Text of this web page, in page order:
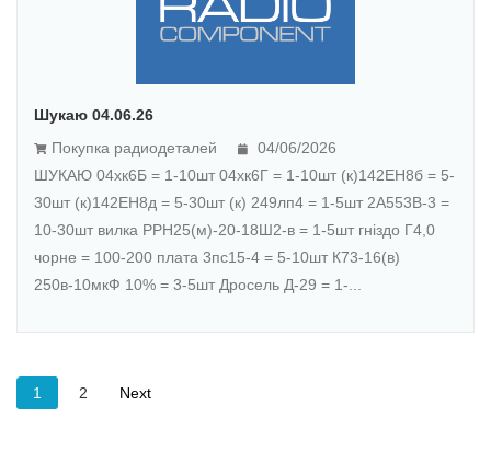
Шукаю 04.06.26
Покупка радиодеталей
04/06/2026
ШУКАЮ 04хк6Б = 1-10шт 04хк6Г = 1-10шт (к)142ЕН8б = 5-
30шт (к)142ЕН8д = 5-30шт (к) 249лп4 = 1-5шт 2А553В-3 =
10-30шт вилка РРН25(м)-20-18Ш2-в = 1-5шт гніздо Г4,0
чорне = 100-200 плата 3пс15-4 = 5-10шт К73-16(в)
250в-10мкФ 10% = 3-5шт Дросель Д-29 = 1-...
1 2